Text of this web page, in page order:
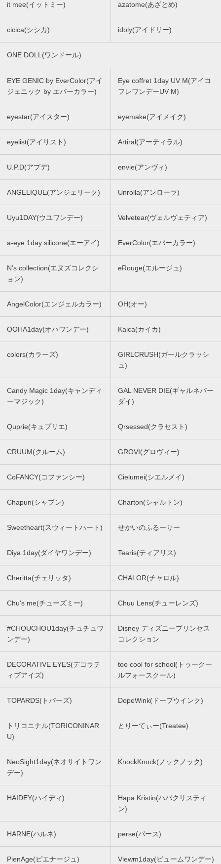
it mee(イットミー) azatome(あざとめ)
cicica(シシカ) idoly(アイドリー)
ONE DOLL(ワンドール)
EYE GENIC by EverColor(アイ
ジェニック by エバーカラー)
Eye coffret 1day UV M(アイコ
フレワンデーUV M)
eyestar(アイスター) eyemake(アイメイク)
eyelist(アイリスト) Artiral(アーティラル)
U.P.D(アプデ) envie(アンヴィ)
ANGELIQUE(アンジェリーク) Unrolla(アンローラ)
Uyu1DAY(ウユワンデー) Velvetear(ヴェルヴェティア)
a-eye 1day silicone(エーアイ) EverColor(エバーカラー)
N’s collection(エヌズコレクシ
ョン)
eRouge(エルージュ)
AngelColor(エンジェルカラー) OH(オー)
OOHA1day(オハワンデー) Kaica(カイカ)
colors(カラーズ)
GIRLCRUSH(ガールクラッシ
ュ)
Candy Magic 1day(キャンディ
ーマジック)
GAL NEVER DIE(ギャルネバー
ダイ)
Quprie(キュプリエ) Qrsessed(クラセスト)
CRUUM(クルーム) GROVI(グロヴィー)
CoFANCY(コファンシー) Cielumei(シエルメイ)
Chapun(シャプン) Charton(シャルトン)
Sweetheart(スウィートハート) せかいのふるーりー
Diya 1day(ダイヤワンデー) Tearis(ティアリス)
Cheritta(チェリッタ) CHALOR(チャロル)
Chu's me(チューズミー) Chuu Lens(チューレンズ)
#CHOUCHOU1day(チュチュワ
ンデー)
Disney ディズニープリンセス
コレクション
DECORATIVE EYES(デコラテ
ィブアイズ)
too cool for school(トゥークー
ルフォースクール)
TOPARDS(トパーズ) DopeWink(ドープウインク)
トリコニナル(TORICONINAR
U)
とりーてぃー(Treatee)
NeoSight1day(ネオサイトワン
デー)
KnockKnock(ノックノック)
HAIDEY(ハイディ)
Hapa Kristin(ハパクリスティ
ン)
HARNE(ハルネ) perse(パース)
PienAge(ピエナージュ) Viewm1day(ビュームワンデー)